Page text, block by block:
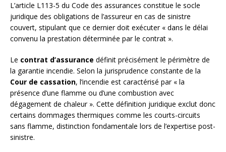
L’article L113-5 du Code des assurances constitue le socle
juridique des obligations de l’assureur en cas de sinistre
couvert, stipulant que ce dernier doit exécuter « dans le délai
convenu la prestation déterminée par le contrat ».
Le contrat d’assurance définit précisément le périmètre de
la garantie incendie. Selon la jurisprudence constante de la
Cour de cassation, l’incendie est caractérisé par « la
présence d’une flamme ou d’une combustion avec
dégagement de chaleur ». Cette définition juridique exclut donc
certains dommages thermiques comme les courts-circuits
sans flamme, distinction fondamentale lors de l’expertise post-
sinistre.